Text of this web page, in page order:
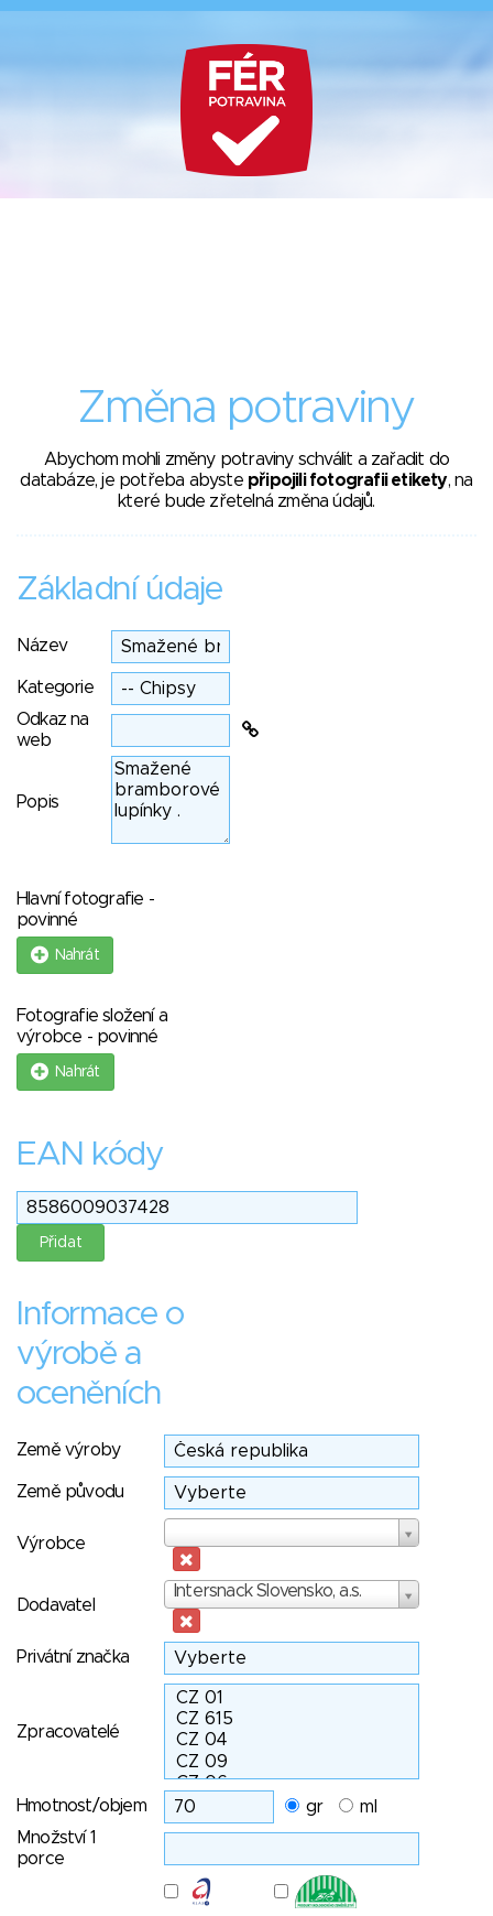
Změna potraviny
Abychom mohli změny potraviny schválit a zařadit do
databáze, je potřeba abyste připojili fotografii etikety, na
které bude zřetelná změna údajů.
Základní údaje
Název
Kategorie
Odkaz na
web
Popis
Hlavní fotografie -
povinné
Nahrát
Fotografie složení a
výrobce - povinné
Nahrát
EAN kódy
Informace o
výrobě a
oceněních
Země výroby
Země původu
Výrobce
Dodavatel
Intersnack Slovensko, a.s.
Dodavatel
Privátní značka
Zpracovatelé
Hmotnost/objem gr
ml
Množství 1
porce